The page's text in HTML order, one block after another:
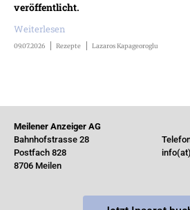
veröffentlicht.
Weiterlesen
09.07.2026 Rezepte Lazaros Kapageoroglu
Meilener Anzeiger AG
Bahnhofstrasse 28
Postfach 828
8706 Meilen